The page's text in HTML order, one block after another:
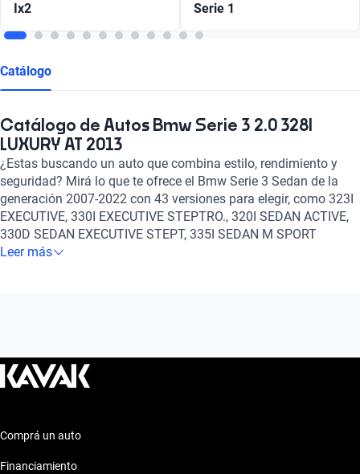
Ix2 Serie 1
Catálogo
Catálogo de Autos Bmw Serie 3 2.0 328I
LUXURY AT 2013
¿Estas buscando un auto que combina estilo, rendimiento y
seguridad? Mirá lo que te ofrece el Bmw Serie 3 Sedan de la
generación 2007-2022 con 43 versiones para elegir, como 323I
EXECUTIVE, 330I EXECUTIVE STEPTRO., 320I SEDAN ACTIVE,
330D SEDAN EXECUTIVE STEPT, 335I SEDAN M SPORT
BITURBO, 335I SEDAN M SPORT BITURBO STEPT entre otros
Leer más
Comprá un auto
Financiamiento